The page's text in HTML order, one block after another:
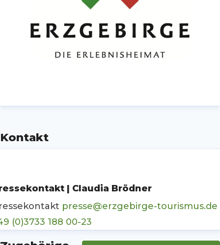
Geschichten!
Kontakt
| Claudia Brödner
presse@erzgebirge-tourismus.de
(0)3733 188 00-23